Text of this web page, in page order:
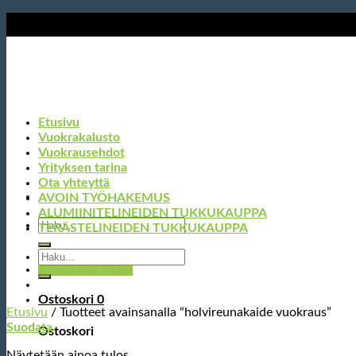
to
Etsi:
✆ 0400 99 53 63
Ostoskori 0
Ostoskori
Etusivu
Vuokrakalusto
Vuokrausehdot
Yrityksen tarina
Ota yhteyttä
AVOIN TYÖHAKEMUS
ALUMIINITELINEIDEN TUKKUKAUPPA
TERÄSTELINEIDEN TUKKUKAUPPA
Etsi:
Etusivu / Tuotteet avainsanalla “holvireunakaide vuokraus”
Suodata